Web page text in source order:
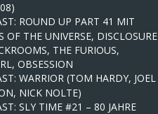
ROUND UP PART 41 MIT
OF THE UNIVERSE, DISCLOSURE
THE FURIOUS,
OBSESSION
WARRIOR (TOM HARDY, JOEL
NICK NOLTE)
SLY TIME #21 – 80 JAHRE